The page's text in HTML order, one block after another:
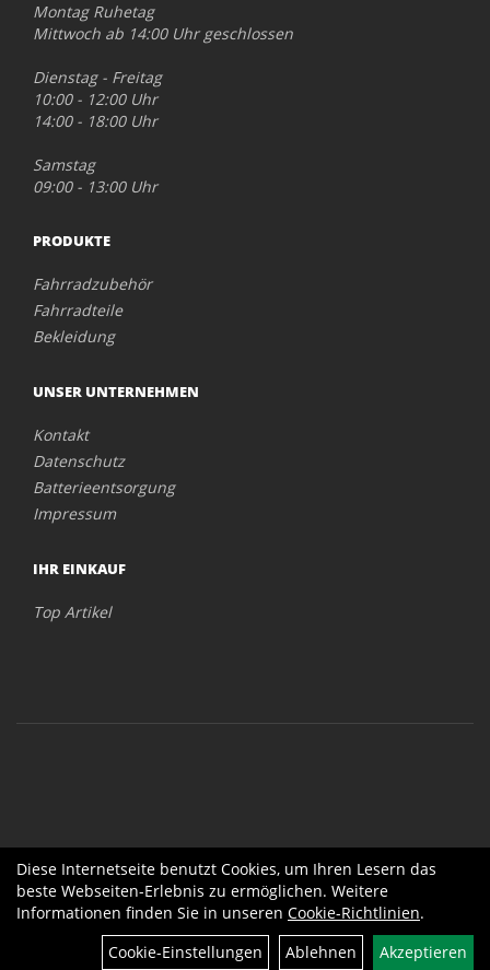
Montag Ruhetag
Mittwoch ab 14:00 Uhr geschlossen
Dienstag - Freitag
10:00 - 12:00 Uhr
14:00 - 18:00 Uhr
Samstag
09:00 - 13:00 Uhr
PRODUKTE
Fahrradzubehör
Fahrradteile
Bekleidung
UNSER UNTERNEHMEN
Kontakt
Datenschutz
Batterieentsorgung
Impressum
IHR EINKAUF
Top Artikel
Diese Internetseite benutzt Cookies, um Ihren Lesern das
beste Webseiten-Erlebnis zu ermöglichen. Weitere
Informationen finden Sie in unseren Cookie-Richtlinien.
Cookie-Einstellungen
Ablehnen Akzeptieren